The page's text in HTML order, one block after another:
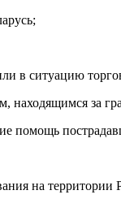
в ситуацию
находящимся за
помощь
на территории